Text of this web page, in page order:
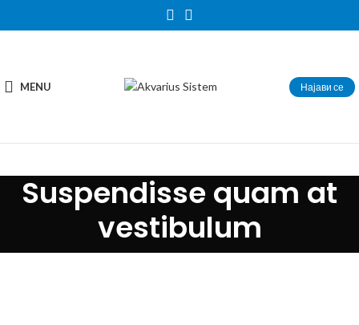
MENU Најави се
Suspendisse quam at
vestibulum